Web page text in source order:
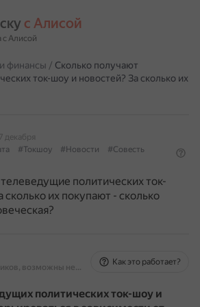
с Алисой
с Алисой
финансы / Сколько получают
ток-шоу и новостей? За сколько их
7 декабря
#Токшоу #Новости
#Совесть
политических ток-
их покупают - сколько
На основе источников, возможны неточности
Как это работает?
политических ток-шоу и